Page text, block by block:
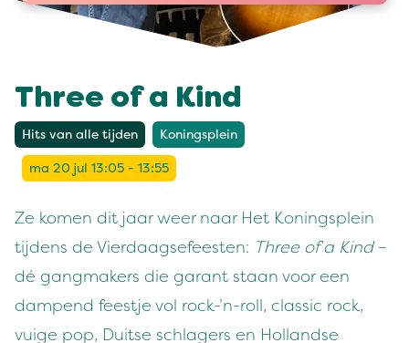
Three of a Kind
Hits van alle tijden Koningsplein
ma 20 jul 13:05 - 13:55
Ze komen dit jaar weer naar Het Koningsplein
tijdens de Vierdaagsefeesten: Three of a Kind–
dé gangmakers die garant staan voor een
dampend feestje vol rock-’n-roll, classic rock,
vuige pop, Duitse schlagers en Hollandse